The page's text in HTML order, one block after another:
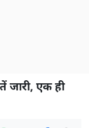
जारी, एक ही